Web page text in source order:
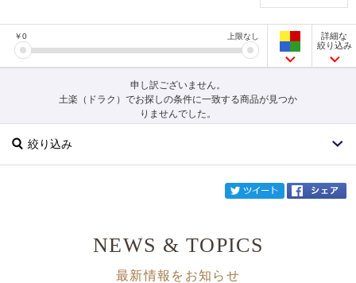
￥0 上限なし
詳細な
絞り込み
申し訳ございません。
土楽（ドラク）でお探しの条件に一致する商品が見つか
りませんでした。
絞り込み
NEWS & TOPICS
最新情報をお知らせ